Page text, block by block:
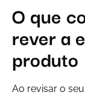
O que
rever a
produto
Ao revisar o